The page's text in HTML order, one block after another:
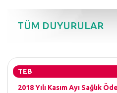
TÜM DUYURULAR
TEB
2018 Yılı Kasım Ayı Sağlık